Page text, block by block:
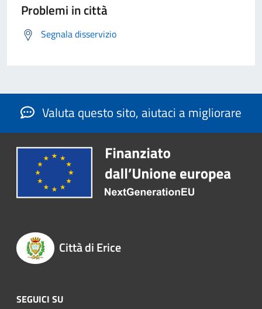
Problemi in città
Segnala disservizio
Valuta questo sito, aiutaci a migliorare
Città di Erice
SEGUICI SU